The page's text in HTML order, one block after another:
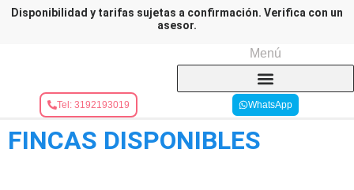
Disponibilidad y tarifas sujetas a confirmación. Verifica con un
asesor.
Menú
Tel: 3192193019 WhatsApp
FINCAS DISPONIBLES